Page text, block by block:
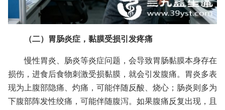
（二）胃肠炎症，黏膜受损引发疼痛
慢性胃炎、肠炎等炎症问题，会导致胃肠黏膜本身存在
损伤，进食后食物刺激受损黏膜，就会引发腹痛。胃炎多表
现为上腹部隐痛、灼痛，可能伴随反酸、烧心；肠炎则多为
下腹部阵发性绞痛，可能伴随腹泻。如果腹痛反复出现，且